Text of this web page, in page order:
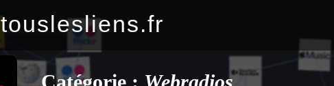
touslesliens.fr